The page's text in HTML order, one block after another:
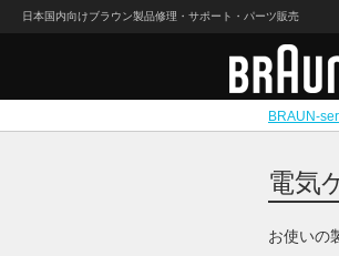
日本国内向けブラウン製品修理・サポート・パーツ販売
BRAUN-
電気
お使いの